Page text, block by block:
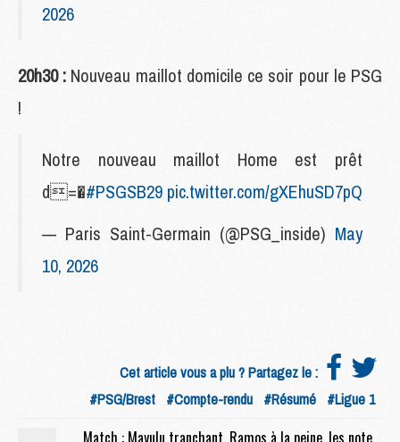
2026
20h30 : Nouveau maillot domicile ce soir pour le PSG
!
Notre nouveau maillot Home est prêt
d=�#PSGSB29 pic.twitter.com/gXEhuSD7pQ
— Paris Saint-Germain (@PSG_inside) May
10, 2026
Cet article vous a plu ? Partagez le :
#PSG/Brest #Compte-rendu #Résumé #Ligue 1
Match : Mayulu tranchant, Ramos à la peine, les notes de PSG/Brest (1-0)